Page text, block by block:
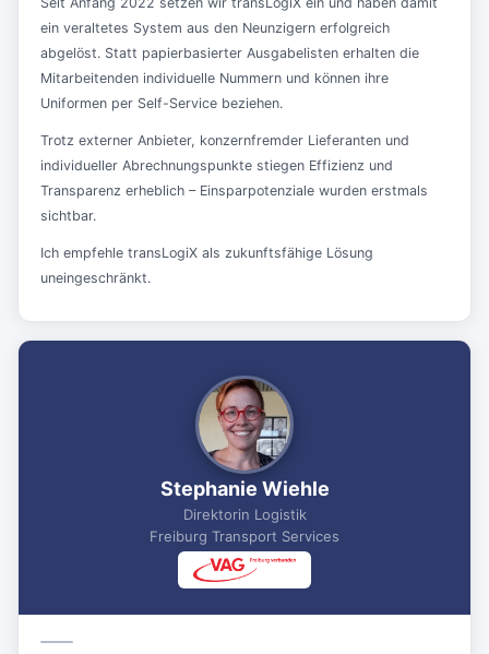
ein veraltetes System aus den Neunzigern erfolgreich
abgelöst. Statt papierbasierter Ausgabelisten erhalten die
Mitarbeitenden individuelle Nummern und können ihre
Uniformen per Self-Service beziehen.
Trotz externer Anbieter, konzernfremder Lieferanten und
individueller Abrechnungspunkte stiegen Effizienz und
Transparenz erheblich – Einsparpotenziale wurden erstmals
sichtbar.
Ich empfehle transLogiX als zukunftsfähige Lösung
uneingeschränkt.
Stephanie Wiehle
Direktorin Logistik
Freiburg Transport Services